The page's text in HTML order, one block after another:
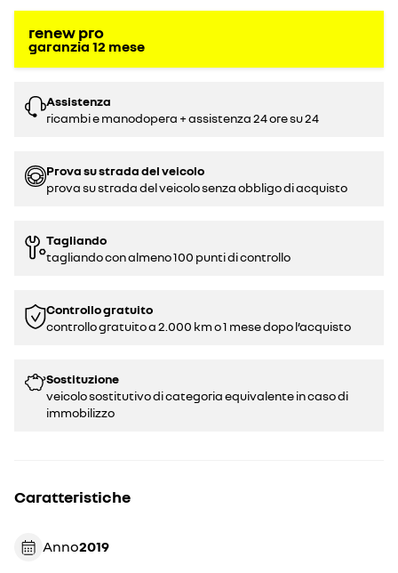
renew pro
garanzia 12 mese
Assistenza
ricambi e manodopera + assistenza 24 ore su 24
Prova su strada del veicolo
prova su strada del veicolo senza obbligo di acquisto
Tagliando
tagliando con almeno 100 punti di controllo
Controllo gratuito
controllo gratuito a 2.000 km o 1 mese dopo l’acquisto
Sostituzione
veicolo sostitutivo di categoria equivalente in caso di
immobilizzo
Caratteristiche
Anno 2019